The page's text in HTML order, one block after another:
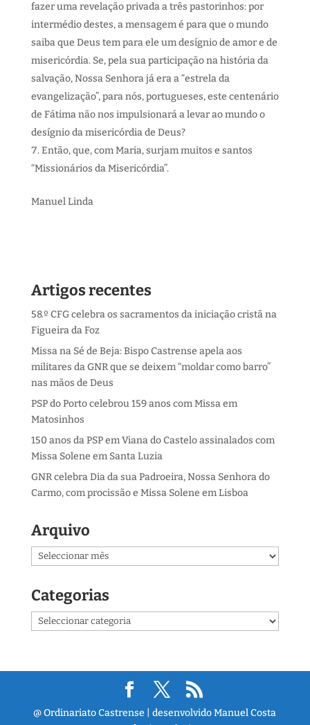
fazer uma revelação privada a três pastorinhos: por
intermédio destes, a mensagem é para que o mundo
saiba que Deus tem para ele um desígnio de amor e de
misericórdia. Se, pela sua participação na história da
salvação, Nossa Senhora já era a “estrela da
evangelização”, para nós, portugueses, este centenário
de Fátima não nos impulsionará a levar ao mundo o
desígnio da misericórdia de Deus?
Então, que, com Maria, surjam muitos e santos
“Missionários da Misericórdia”.
Manuel Linda
Artigos recentes
58.º CFG celebra os sacramentos da iniciação cristã na
Figueira da Foz
Missa na Sé de Beja: Bispo Castrense apela aos
militares da GNR que se deixem “moldar como barro”
nas mãos de Deus
PSP do Porto celebrou 159 anos com Missa em
Matosinhos
150 anos da PSP em Viana do Castelo assinalados com
Missa Solene em Santa Luzia
GNR celebra Dia da sua Padroeira, Nossa Senhora do
Carmo, com procissão e Missa Solene em Lisboa
Arquivo
Arquivo
Categorias
Categorias
@ Ordinariato Castrense | desenvolvido Manuel Costa